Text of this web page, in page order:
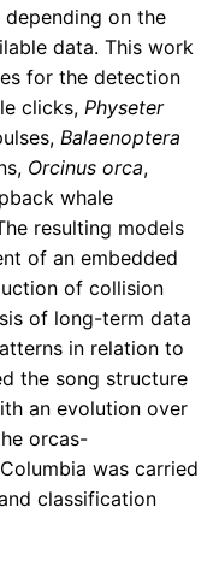
on the
data. This work
for the detection
clicks, Physeter
Balaenoptera
Orcinus orca,
whale
resulting models
of an embedded
of collision
of long-term data
in relation to
the song structure
an evolution over
orcas-
was carried
classification